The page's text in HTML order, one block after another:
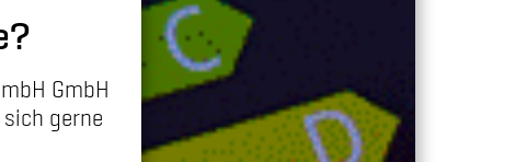
GmbH
gerne